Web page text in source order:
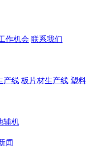
作机会 联系我们
产线 板片材生产线 塑料
辅机
闻